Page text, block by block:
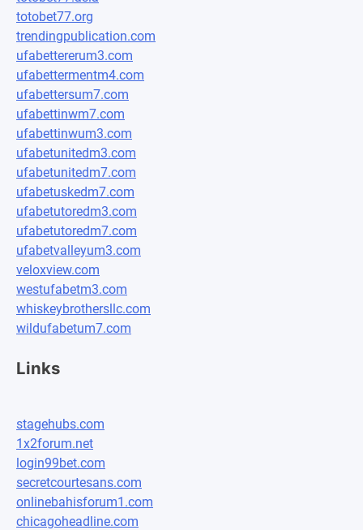
totobet77.org
trendingpublication.com
ufabettererum3.com
ufabettermentm4.com
ufabettersum7.com
ufabettinwm7.com
ufabettinwum3.com
ufabetunitedm3.com
ufabetunitedm7.com
ufabetuskedm7.com
ufabetutoredm3.com
ufabetutoredm7.com
ufabetvalleyum3.com
veloxview.com
westufabetm3.com
whiskeybrothersllc.com
wildufabetum7.com
Links
stagehubs.com
1x2forum.net
login99bet.com
secretcourtesans.com
onlinebahisforum1.com
chicagoheadline.com